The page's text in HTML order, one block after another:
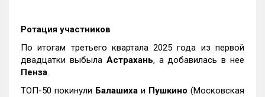
Ротация участников
По итогам третьего квартала 2025 года из первой
двадцатки выбыла Астрахань, а добавилась в нее
Пенза.
ТОП-50 покинули Балашиха и Пушкино (Московская